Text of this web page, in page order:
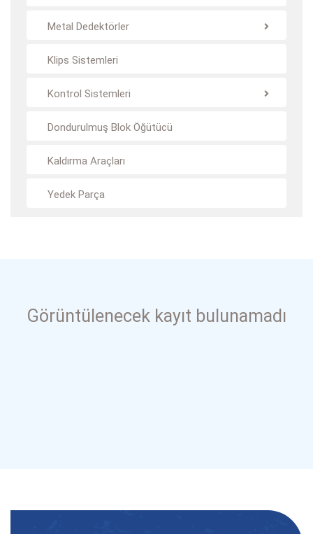
Metal Dedektörler
Klips Sistemleri
Kontrol Sistemleri
Dondurulmuş Blok Öğütücü
Kaldırma Araçları
Yedek Parça
Görüntülenecek kayıt bulunamadı